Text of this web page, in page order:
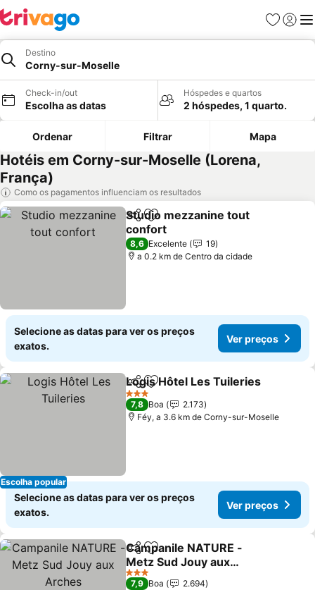
Favoritos
Iniciar
Destino
Corny-sur-Moselle
Check-in/out
Escolha as datas
Hóspedes e quartos
2 hóspedes, 1 quarto.
Ordenar Filtrar Mapa
Hotéis em Corny-sur-Moselle (Lorena,
França)
Como os pagamentos influenciam os resultados
PartilharAdicionar aos favoritos
Studio mezzanine tout
confort
Ver preços
8,6 Excelente
19
a 0.2 km de Centro da cidade
Selecione as datas para ver os preços
exatos.
Ver preços
Escolha popular
PartilharAdicionar aos favoritos
Logis Hôtel Les Tuileries
3 Estrelas
7,8 Boa
2.173
Féy, a 3.6 km de Corny-sur-Moselle
Selecione as datas para ver os preços
exatos.
Ver preços
PartilharAdicionar aos favoritos
Campanile NATURE -
Metz Sud Jouy aux
Arches
Ver preços
3 Estrelas
7,9 Boa
2.694